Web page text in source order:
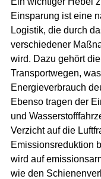
Einsparung ist eine
Logistik, die durch
verschiedener
wird. Dazu gehört
Transportwegen,
Energieverbrauch
Ebenso tragen der
und
Verzicht auf die
Emissionsreduktion
wird auf
wie den